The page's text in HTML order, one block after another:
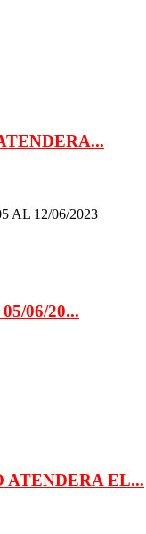
AL 12/06/2023
06/20...
ATENDERA EL...